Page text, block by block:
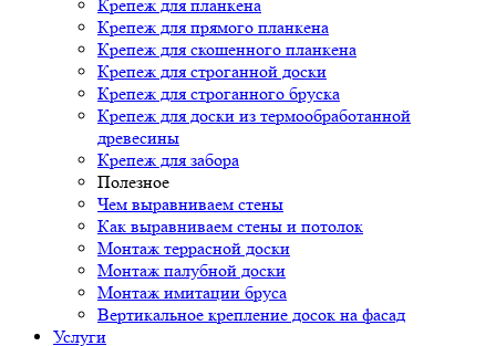
Крепеж для планкена
Крепеж для прямого планкена
Крепеж для скошенного планкена
Крепеж для строганной доски
Крепеж для строганного бруска
Крепеж для доски из термообработанной
древесины
Крепеж для забора
Полезное
Чем выравниваем стены
Как выравниваем стены и потолок
Монтаж террасной доски
Монтаж палубной доски
Монтаж имитации бруса
Вертикальное крепление досок на фасад
Услуги